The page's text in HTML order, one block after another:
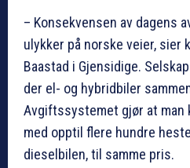
– Konsekvensen av dagens
ulykker på norske veier, sier
Baastad i Gjensidige.
der el- og hybridbiler
Avgiftssystemet gjør at man
med opptil flere hundre
dieselbilen, til samme pris.